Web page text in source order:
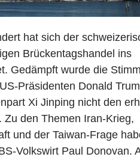
hat sich der
Brückentagshandel ins
Gedämpft wurde die
Präsidenten Donald
Xi Jinping nicht den
den Themen Iran-Krieg,
und der Taiwan-Frage
Volkswirt Paul Donovan.